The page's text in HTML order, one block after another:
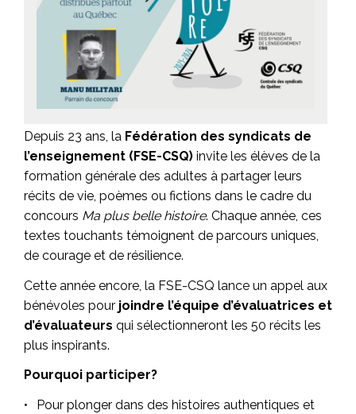
Depuis 23 ans, la Fédération des syndicats de
l’enseignement (FSE-CSQ) invite les élèves de la
formation générale des adultes à partager leurs
récits de vie, poèmes ou fictions dans le cadre du
concours Ma plus belle histoire. Chaque année, ces
textes touchants témoignent de parcours uniques,
de courage et de résilience.
Cette année encore, la FSE-CSQ lance un appel aux
bénévoles pour joindre l’équipe d’évaluatrices et
d’évaluateurs qui sélectionneront les 50 récits les
plus inspirants.
Pourquoi participer?
Pour plonger dans des histoires authentiques et